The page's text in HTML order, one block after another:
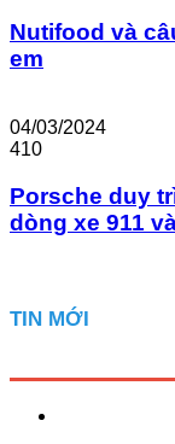
Nutifood và
em
04/03/2024
410
Porsche duy
dòng xe 911
TIN MỚI